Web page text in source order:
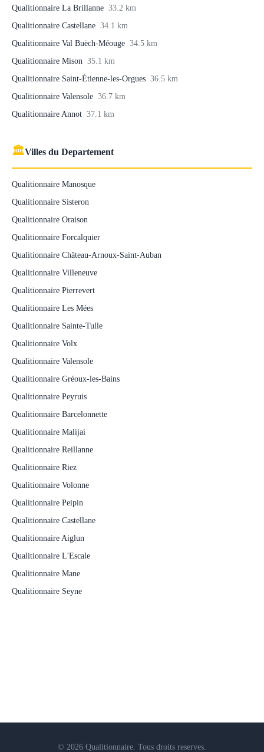
Qualitionnaire La Brillanne 33.2 km
Qualitionnaire Castellane 34.1 km
Qualitionnaire Val Buëch-Méouge 34.5 km
Qualitionnaire Mison 35.1 km
Qualitionnaire Saint-Étienne-les-Orgues 36.5 km
Qualitionnaire Valensole 36.7 km
Qualitionnaire Annot 37.1 km
🏛Villes du Departement
Qualitionnaire Manosque
Qualitionnaire Sisteron
Qualitionnaire Oraison
Qualitionnaire Forcalquier
Qualitionnaire Château-Arnoux-Saint-Auban
Qualitionnaire Villeneuve
Qualitionnaire Pierrevert
Qualitionnaire Les Mées
Qualitionnaire Sainte-Tulle
Qualitionnaire Volx
Qualitionnaire Valensole
Qualitionnaire Gréoux-les-Bains
Qualitionnaire Peyruis
Qualitionnaire Barcelonnette
Qualitionnaire Malijai
Qualitionnaire Reillanne
Qualitionnaire Riez
Qualitionnaire Volonne
Qualitionnaire Peipin
Qualitionnaire Castellane
Qualitionnaire Aiglun
Qualitionnaire L'Escale
Qualitionnaire Mane
Qualitionnaire Seyne
© 2026 Qualitionnaire. Tous droits reserves.